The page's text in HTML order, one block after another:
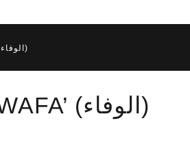
BAYAN LINNAS SIRI KE-34: AL-WAFA’ (الوفاء)
BAYAN LINNAS SIRI KE-34: AL-WAFA’ (الوفاء)